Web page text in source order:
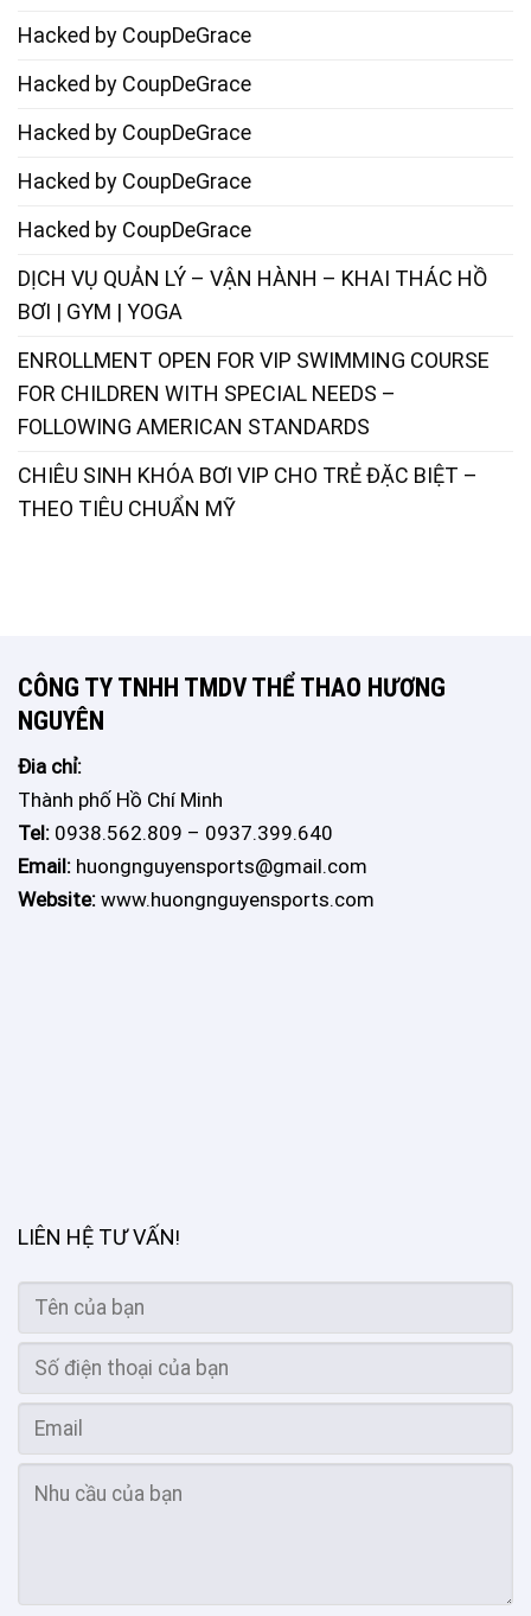
Hacked by CoupDeGrace
Hacked by CoupDeGrace
Hacked by CoupDeGrace
Hacked by CoupDeGrace
Hacked by CoupDeGrace
DỊCH VỤ QUẢN LÝ – VẬN HÀNH – KHAI THÁC HỒ
BƠI | GYM | YOGA
ENROLLMENT OPEN FOR VIP SWIMMING COURSE
FOR CHILDREN WITH SPECIAL NEEDS –
FOLLOWING AMERICAN STANDARDS
CHIÊU SINH KHÓA BƠI VIP CHO TRẺ ĐẶC BIỆT –
THEO TIÊU CHUẨN MỸ
CÔNG TY TNHH TMDV THỂ THAO HƯƠNG
NGUYÊN
Đia chỉ:
Thành phố Hồ Chí Minh
Tel: 0938.562.809 – 0937.399.640
Email: huongnguyensports@gmail.com
Website: www.huongnguyensports.com
LIÊN HỆ TƯ VẤN!